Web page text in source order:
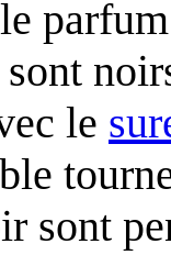
le
sont